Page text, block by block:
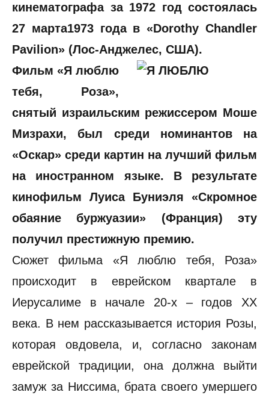
кинематографа за 1972 год состоялась
27 марта1973 года в «Dorothy Chandler
Pavilion» (Лос-Анджелес, США).
Фильм «Я люблю
тебя, Роза»,
снятый израильским режиссером Моше
Мизрахи, был среди номинантов на
«Оскар» среди картин на лучший фильм
на иностранном языке. В результате
кинофильм Луиса Буниэля «Скромное
обаяние буржуазии» (Франция) эту
получил престижную премию.
Сюжет фильма «Я люблю тебя, Роза»
происходит в еврейском квартале в
Иерусалиме в начале 20-х – годов ХХ
века. В нем рассказывается история Розы,
которая овдовела, и, согласно законам
еврейской традиции, она должна выйти
замуж за Ниссима, брата своего умершего